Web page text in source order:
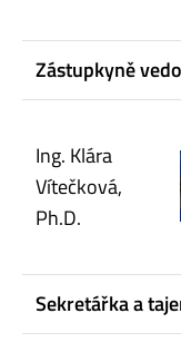
Zástupkyně
Ing. Klára
Vítečková,
Ph.D.
Sekretářka a